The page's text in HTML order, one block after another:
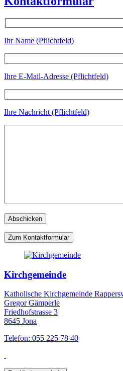
Ihr Name (Pflichtfeld)
Ihre E-Mail-Adresse (Pflichtfeld)
Ihre Nachricht (Pflichtfeld)
Zum Kontaktformular
Kirchgemeinde
Katholische Kirchgemeinde
Gregor Gämperle
Friedhofstrasse 3
8645 Jona
Telefon: 055 225 78 40